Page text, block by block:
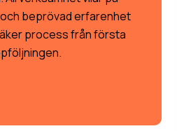
beprövad erfarenhet
process från första